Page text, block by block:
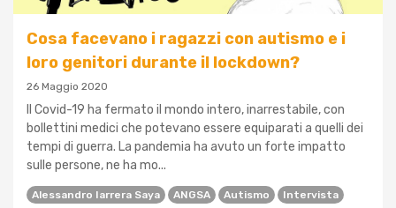
Cosa facevano i ragazzi con autismo e i
loro genitori durante il lockdown?
26 Maggio 2020
Il Covid-19 ha fermato il mondo intero, inarrestabile, con
bollettini medici che potevano essere equiparati a quelli dei
tempi di guerra. La pandemia ha avuto un forte impatto
sulle persone, ne ha mo...
Alessandro Iarrera Saya ANGSA Autismo Intervista